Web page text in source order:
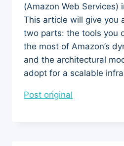
(Amazon Web Services)
This article will give you
two parts: the tools you
the most of Amazon’s
and the architectural
adopt for a scalable
Post original